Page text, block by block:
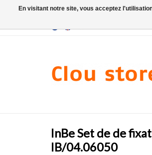
InBe Set de de
IB/04.06050
En visitant notre site, vous acceptez